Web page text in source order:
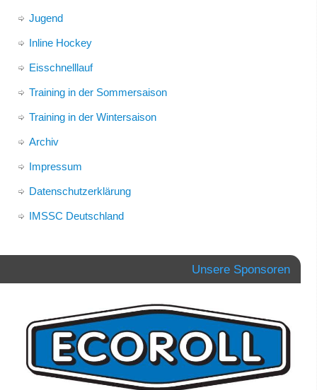
Jugend
Inline Hockey
Eisschnelllauf
Training in der Sommersaison
Training in der Wintersaison
Archiv
Impressum
Datenschutzerklärung
IMSSC Deutschland
Unsere Sponsoren